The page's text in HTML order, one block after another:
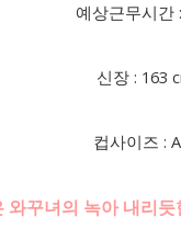
예상근무시간
신장 : 163
컵사이즈 :
와꾸녀의 녹아 내리